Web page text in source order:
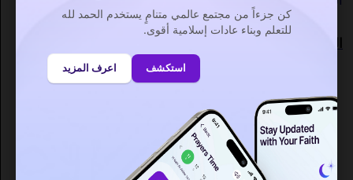
كن جزءاً من مجتمع عالمي متنامٍ يستخدم الحمد لله
للتعلم وبناء عادات إسلامية أقوى.
استكشف اعرف المزيد
الشروق : 05:42
الظهر: 12:14
العصر : 15:39